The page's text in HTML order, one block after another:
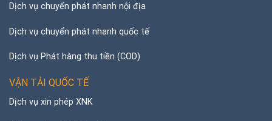
Dịch vụ chuyển phát nhanh nội địa
Dịch vụ chuyển phát nhanh quốc tế
Dịch vụ Phát hàng thu tiền (COD)
VẬN TẢI QUỐC TẾ
Dịch vụ xin phép XNK